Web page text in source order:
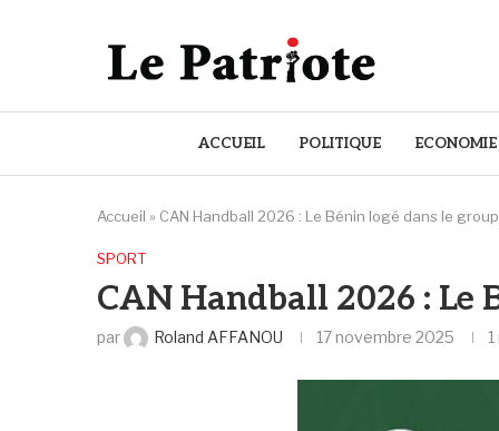
ACCUEIL POLITIQUE ECONOMIE
Accueil » CAN Handball 2026 : Le Bénin logé dans le
SPORT
CAN Handball 2026 : Le
par Roland AFFANOU 17 novembre 2025